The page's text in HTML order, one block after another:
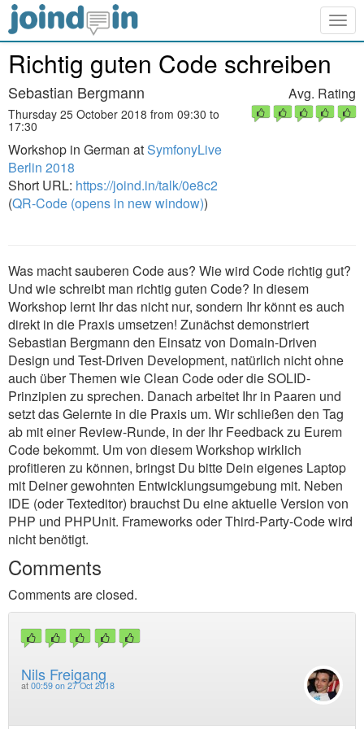
Richtig guten Code schreiben
Sebastian Bergmann
Thursday 25 October 2018 from 09:30 to
17:30
Workshop in German atSymfonyLive
Berlin 2018
Short URL: https://joind.in/talk/0e8c2
(QR-Code (opens in new window))
Avg. Rating
Was macht sauberen Code aus? Wie wird Code richtig gut?
Und wie schreibt man richtig guten Code? In diesem
Workshop lernt Ihr das nicht nur, sondern Ihr könnt es auch
direkt in die Praxis umsetzen! Zunächst demonstriert
Sebastian Bergmann den Einsatz von Domain-Driven
Design und Test-Driven Development, natürlich nicht ohne
auch über Themen wie Clean Code oder die SOLID-
Prinzipien zu sprechen. Danach arbeitet Ihr in Paaren und
setzt das Gelernte in die Praxis um. Wir schließen den Tag
ab mit einer Review-Runde, in der Ihr Feedback zu Eurem
Code bekommt. Um von diesem Workshop wirklich
profitieren zu können, bringst Du bitte Dein eigenes Laptop
mit Deiner gewohnten Entwicklungsumgebung mit. Neben
IDE (oder Texteditor) brauchst Du eine aktuelle Version von
PHP und PHPUnit. Frameworks oder Third-Party-Code wird
nicht benötigt.
Comments
Comments are closed.
Nils Freigang
at 00:59 on 27 Oct 2018